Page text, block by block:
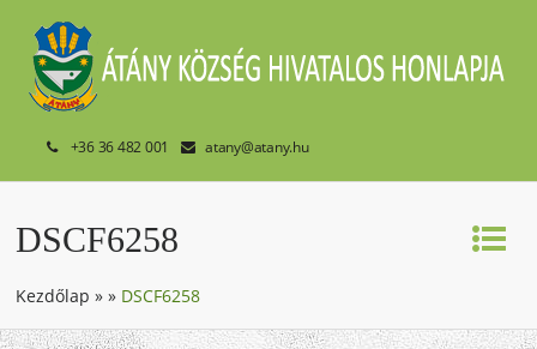
+36 36 482 001 atany@atany.hu
DSCF6258
Kezdőlap »» DSCF6258